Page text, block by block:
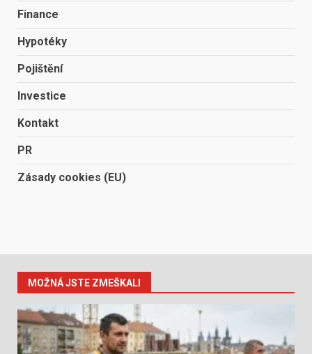
Finance
Hypotéky
Pojištění
Investice
Kontakt
PR
Zásady cookies (EU)
MOŽNÁ JSTE ZMEŠKALI